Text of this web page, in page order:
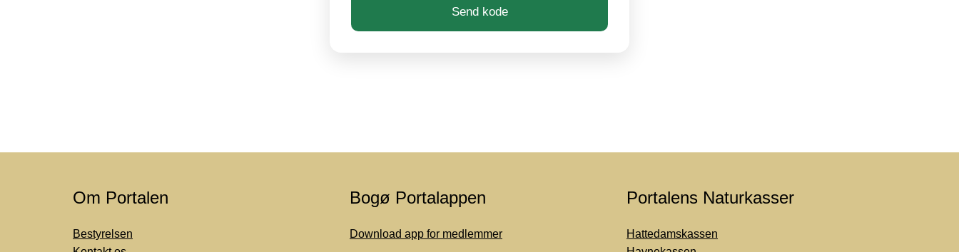
Send kode
Om Portalen
Bestyrelsen
Bogø Portalappen
Download app for medlemmer
Portalens Naturkasser
Hattedamskassen